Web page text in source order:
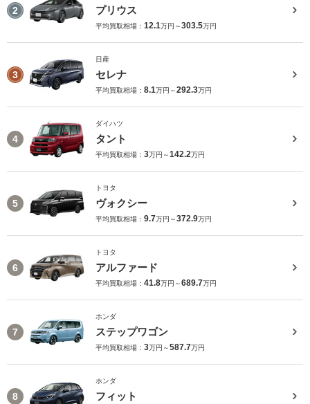
2 プリウス
平均買取相場： 12.1万円～303.5万円
3
日産
セレナ
平均買取相場： 8.1万円～292.3万円
4
ダイハツ
タント
平均買取相場： 3万円～142.2万円
5
トヨタ
ヴォクシー
平均買取相場： 9.7万円～372.9万円
6
トヨタ
アルファード
平均買取相場： 41.8万円～689.7万円
7
ホンダ
ステップワゴン
平均買取相場： 3万円～587.7万円
8
ホンダ
フィット